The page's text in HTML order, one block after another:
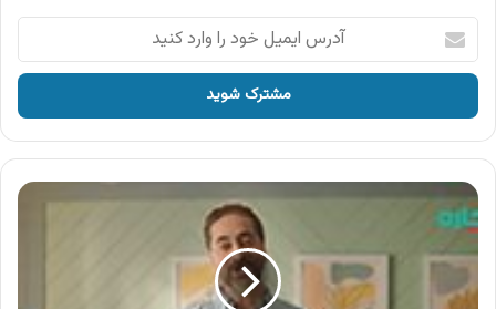
آدرس
ایمیل
خود
وارد
کنید
آگهی
آچاره
،
اپلیکیشن
خدمات